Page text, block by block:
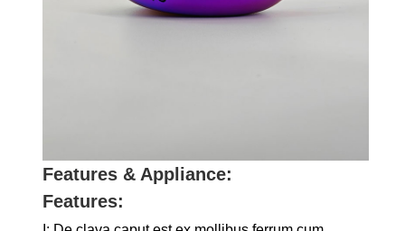
Features & Appliance:
Features: